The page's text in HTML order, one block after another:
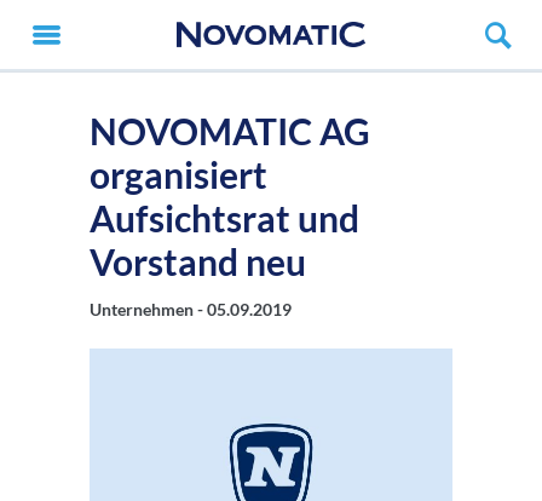
NOVOMATIC AG
organisiert
Aufsichtsrat und
Vorstand neu
Unternehmen -05.09.2019